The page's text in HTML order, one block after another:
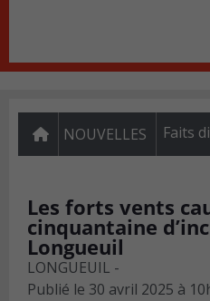
NOUVELLES Faits
Les forts vents
cinquantaine
Longueuil
LONGUEUIL -
Publié le 30 avril 2025 à